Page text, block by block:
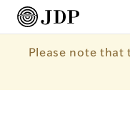
Please note that